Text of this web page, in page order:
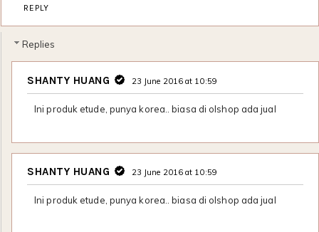
REPLY
Replies
SHANTY HUANG 23 June 2016 at 10:59
Ini produk etude, punya korea.. biasa di olshop ada jual
SHANTY HUANG 23 June 2016 at 10:59
Ini produk etude, punya korea.. biasa di olshop ada jual